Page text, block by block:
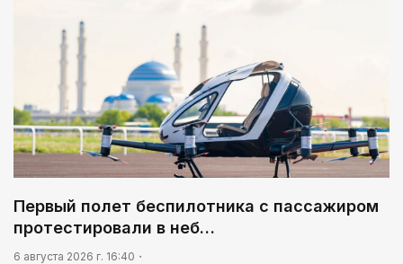
Жизнь за окном
«Шить» будущее своими руками
02:30
Не хочется уезжать
03:30
Нужен ли бумажный документ?
03:00
Идет по городу трамвай
Первый полет беспилотника с пассажиром
протестировали в неб…
6 августа 2026 г. 16:40